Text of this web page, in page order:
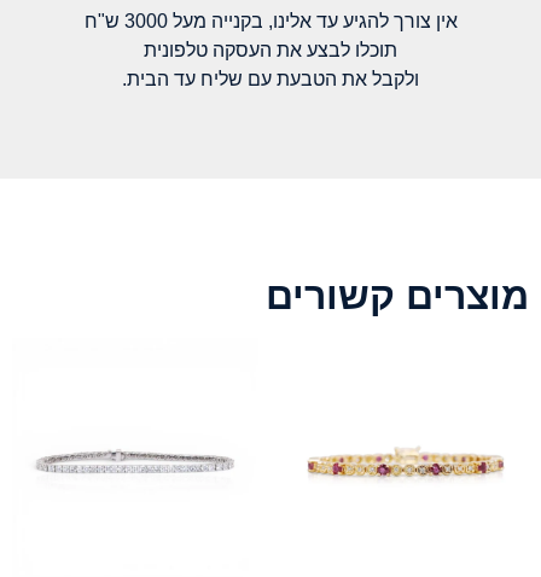
אין צורך להגיע עד אלינו, בקנייה מעל 3000 ש"ח
תוכלו לבצע את העסקה טלפונית
ולקבל את הטבעת עם שליח עד הבית.
מוצרים קשורים